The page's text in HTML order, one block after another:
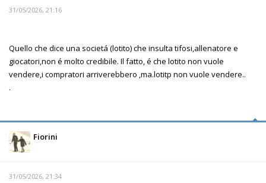
31/05/2026, 21:16
Quello che dice una societá (lotito) che insulta tifosi,allenatore e
giocatori,non é molto credibile. Il fatto, é che lotito non vuole
vendere,i compratori arriverebbero ,ma.lotitp non vuole vendere..
.
Fiorini
31/05/2026, 21:34